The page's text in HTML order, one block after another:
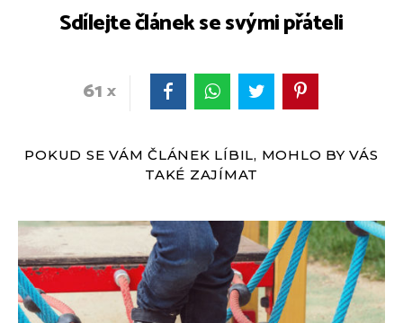
Sdílejte článek se svými přáteli
61
POKUD SE VÁM ČLÁNEK LÍBIL, MOHLO BY VÁS
TAKÉ ZAJÍMAT